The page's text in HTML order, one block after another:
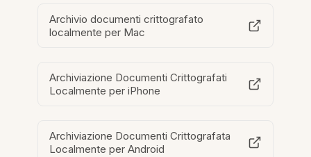
Archivio documenti crittografato
localmente per Mac
Archiviazione Documenti Crittografati
Localmente per iPhone
Archiviazione Documenti Crittografata
Localmente per Android